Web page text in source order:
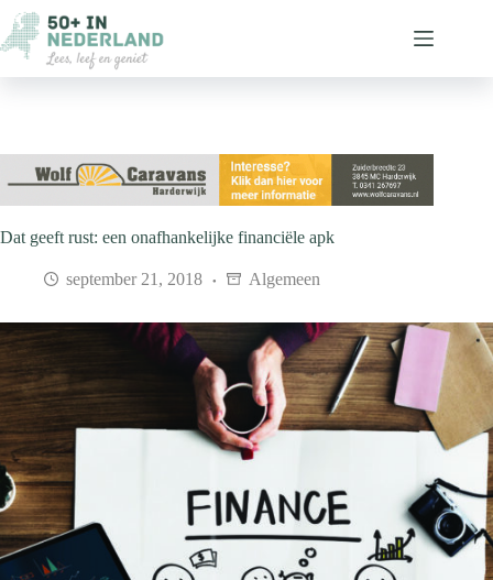
naar
de
inhoud
Dat geeft rust: een onafhankelijke financiële apk
september 21, 2018 Algemeen